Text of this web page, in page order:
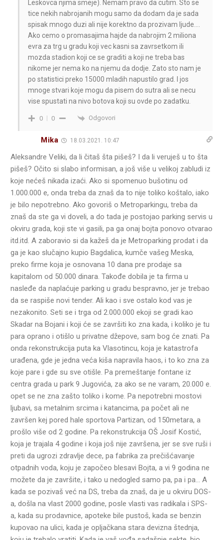
Leskovca njima smeje). Nemam pravo da cutim. Sto se
tice nekih nabrojanih mogu samo da dodam da je sada
spisak mnogo duzi ali nije korektno da prozivam ljude….
Ako cemo o promasajima hajde da nabrojim 2 miliona
evra za trg u gradu koji vec kasni sa zavrsetkom ili
mozda stadion koji ce se graditi a koji ne treba bas
nikome jer nema ko na njemu da dodje. Zato sto nam je
po statistici preko 15000 mladih napustilo grad. I jos
mnoge stvari koje mogu da pisem do sutra ali se necu
vise spustati na nivo botova koji su ovde po zadatku.
0 0 Odgovori
Mika 18.03.2021. 10:47
Aleksandre Veliki, da li čitaš šta pišeš? I da li veruješ u to šta
pišeš? Očito si slabo informisan, a još više u velikoj zabludi iz
koje nećeš nikada izaći. Ako si spomenuo bušotinu od
1.000.000 e, onda treba da znaš da to nije toliko koštalo, iako
je bilo nepotrebno. Ako govoriš o Metroparkingu, treba da
znaš da ste ga vi doveli, a do tada je postojao parking servis u
okviru grada, koji ste vi gasili, pa ga onaj bojta ponovo otvarao
itd.itd. A zaboravio si da kažeš da je Metroparking prodat i da
ga je kao slučajno kupio Bagdalica, kumče vašeg Meska,
preko firme koja je osnovana 10 dana pre prodaje sa
kapitalom od 50.000 dinara. Takođe dobila je ta firma u
nasleđe da naplaćuje parking u gradu bespravno, jer je trebao
da se raspiše novi tender. Ali kao i sve ostalo kod vas je
nezakonito. Seti se i trga od 2.000.000 ekoji se gradi kao
Skadar na Bojani i koji će se završiti ko zna kada, i koliko je tu
para oprano i otišlo u privatne džepove, sam bog će znati. Pa
onda rekonstrukcija puta ka Vlasotincu, koja je katastrofa
urađena, gde je jedna veća kiša napravila haos, i to ko zna za
koje pare i gde su sve otišle. Pa premeštanje fontane iz
centra grada u park 9 Jugovića, za ako se ne varam, 20.000 e.
opet se ne zna zašto toliko i kome. Pa nepotrebni mostovi
ljubavi, sa metalnim srcima i katancima, pa počet ali ne
završen kej pored hale sportova Partizan, od 150metara, a
prošlo više od 2 godine. Pa rekonstrukcija OŠ Josif Kostić,
koja je trajala 4 godine i koja još nije završena, jer se sve ruši i
preti da ugrozi zdravlje dece, pa fabrika za prečišćavanje
otpadnih voda, koju je započeo blesavi Bojta, a vi 9 godina ne
možete da je završite, i tako u nedogled samo pa, pa i pa… A
kada se pozivaš već na DS, treba da znaš, da je u okviru DOS-
a, došla na vlast 2000 godine, posle vlasti vas radikala i SPS-
a, kada su prodavnice, apoteke bile pustoš, kada se benzin
kupovao na ulici, kada je opljačkana stara devizna štednja,